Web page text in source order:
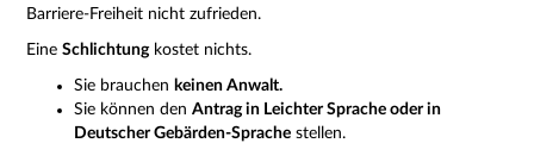
Barriere-Freiheit nicht zufrieden.
EineSchlichtungkostet nichts.
Sie brauchen keinen Anwalt.
Sie können denAntrag in Leichter Sprache oder in
Deutscher Gebärden-Sprache stellen.